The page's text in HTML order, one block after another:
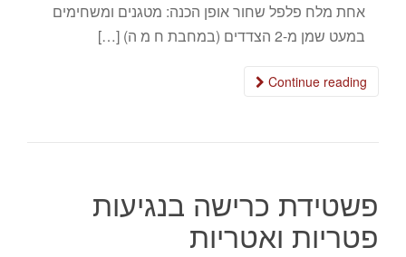
אחת מלח פלפל שחור אופן הכנה: מטגנים ומשחימים
במעט שמן מ-2 הצדדים (במחבת ח מ ה) […]
Continue reading
פשטידת כרישה בנגיעות
פטריות ואטריות